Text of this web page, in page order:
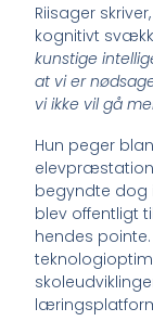
Riisager
kognitivt
kunstige
at vi er
vi ikke vil gå
Hun peger
begyndte dog
blev offentligt
hendes